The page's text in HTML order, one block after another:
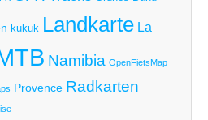
kukuk Landkarte La
Namibia OpenFietsMap
Provence Radkarten